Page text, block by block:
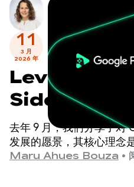
11
3 月
2026 年
Level Up：测
Sidekick，为
划里程碑做好
去年 9 月，我们分享了对
发展的愿景，其核心理念
佳方式是提供世界一流的
Maru Ahues Bouza •